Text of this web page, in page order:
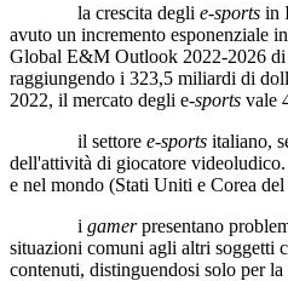
la crescita degli e-sports in
avuto un incremento esponenziale
Global E&M Outlook 2022-2026 di
raggiungendo i 323,5 miliardi di
2022, il mercato degli e-sports vale
il settore e-sports italiano,
dell'attività di giocatore videoludico.
e nel mondo (Stati Uniti e Corea
i gamerpresentano
situazioni comuni agli altri soggetti
contenuti, distinguendosi solo per